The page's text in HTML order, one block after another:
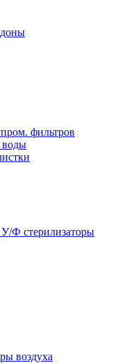
фильтров
воды
У/Ф стерилизаторы
воздуха